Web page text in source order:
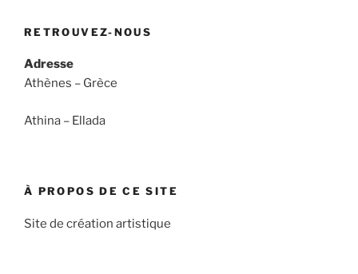
RETROUVEZ-NOUS
Adresse
Athènes – Grèce
Athina – Ellada
À PROPOS DE CE SITE
Site de création artistique